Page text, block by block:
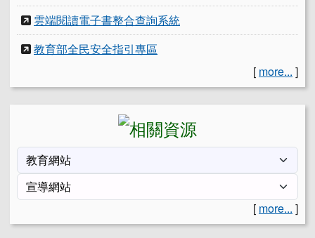
雲端閱讀電子書整合查詢系統
教育部全民安全指引專區
[ more... ]
[ more... ]